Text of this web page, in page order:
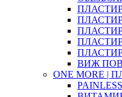
ВИЖ
ONE MORE |